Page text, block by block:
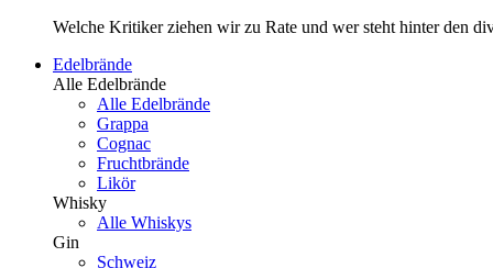
Welche Kritiker ziehen wir zu Rate und wer steht hinter den
Edelbrände
Alle Edelbrände
Alle Edelbrände
Grappa
Cognac
Fruchtbrände
Likör
Whisky
Alle Whiskys
Gin
Schweiz